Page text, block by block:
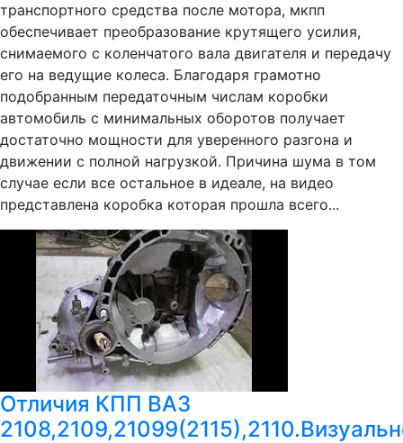
транспортного средства после мотора, мкпп
обеспечивает преобразование крутящего усилия,
снимаемого с коленчатого вала двигателя и передачу
его на ведущие колеса. Благодаря грамотно
подобранным передаточным числам коробки
автомобиль с минимальных оборотов получает
достаточно мощности для уверенного разгона и
движении с полной нагрузкой. Причина шума в том
случае если все остальное в идеале, на видео
представлена коробка которая прошла всего...
Отличия КПП ВАЗ